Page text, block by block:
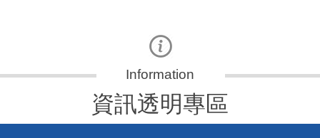
資訊透明專區